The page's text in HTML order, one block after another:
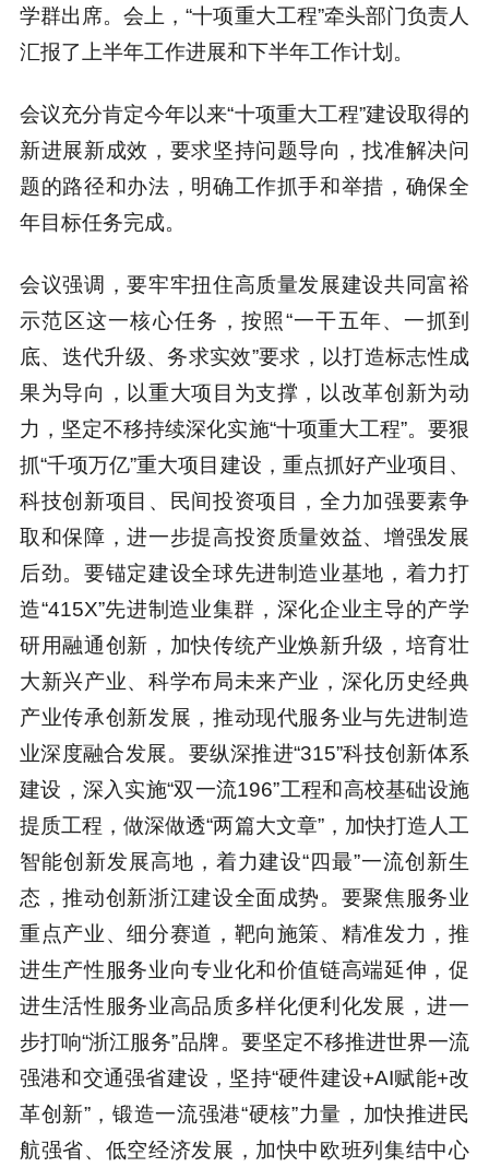
学群出席。会上，“十项重大工程”牵头部门负责人
汇报了上半年工作进展和下半年工作计划。
会议充分肯定今年以来“十项重大工程”建设取得的
新进展新成效，要求坚持问题导向，找准解决问
题的路径和办法，明确工作抓手和举措，确保全
年目标任务完成。
会议强调，要牢牢扭住高质量发展建设共同富裕
示范区这一核心任务，按照“一干五年、一抓到
底、迭代升级、务求实效”要求，以打造标志性成
果为导向，以重大项目为支撑，以改革创新为动
力，坚定不移持续深化实施“十项重大工程”。要狠
抓“千项万亿”重大项目建设，重点抓好产业项目、
科技创新项目、民间投资项目，全力加强要素争
取和保障，进一步提高投资质量效益、增强发展
后劲。要锚定建设全球先进制造业基地，着力打
造“415X”先进制造业集群，深化企业主导的产学
研用融通创新，加快传统产业焕新升级，培育壮
大新兴产业、科学布局未来产业，深化历史经典
产业传承创新发展，推动现代服务业与先进制造
业深度融合发展。要纵深推进“315”科技创新体系
建设，深入实施“双一流196”工程和高校基础设施
提质工程，做深做透“两篇大文章”，加快打造人工
智能创新发展高地，着力建设“四最”一流创新生
态，推动创新浙江建设全面成势。要聚焦服务业
重点产业、细分赛道，靶向施策、精准发力，推
进生产性服务业向专业化和价值链高端延伸，促
进生活性服务业高品质多样化便利化发展，进一
步打响“浙江服务”品牌。要坚定不移推进世界一流
强港和交通强省建设，坚持“硬件建设+AI赋能+改
革创新”，锻造一流强港“硬核”力量，加快推进民
航强省、低空经济发展，加快中欧班列集结中心